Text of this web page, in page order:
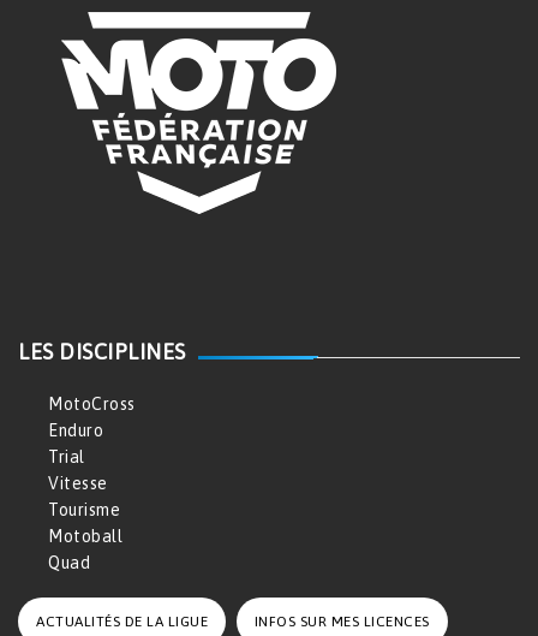
LES DISCIPLINES
MotoCross
Enduro
Trial
Vitesse
Tourisme
Motoball
Quad
ACTUALITÉS DE LA LIGUE INFOS SUR MES LICENCES